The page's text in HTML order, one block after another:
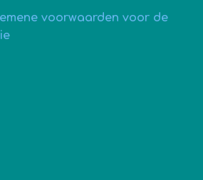
voorwaarden voor de